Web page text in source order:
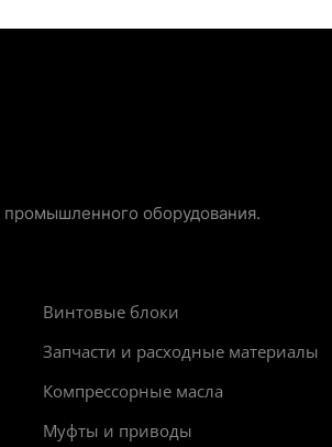
оборудования.
Винтовые блоки
Запчасти и расходные материалы
Компрессорные масла
Муфты и приводы